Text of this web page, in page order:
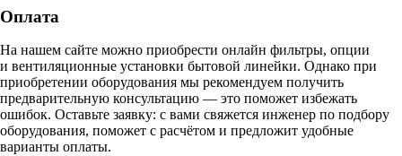
Оплата
На нашем сайте можно приобрести онлайн фильтры, опции
и вентиляционные установки бытовой линейки. Однако при
приобретении оборудования мы рекомендуем получить
предварительную консультацию — это поможет избежать
ошибок. Оставьте заявку: с вами свяжется инженер по подбору
оборудования, поможет с расчётом и предложит удобные
варианты оплаты.